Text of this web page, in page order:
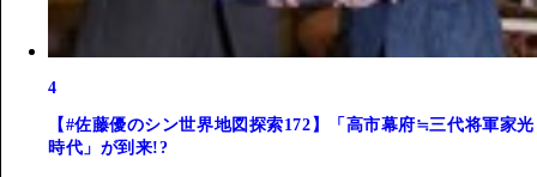
4
【#佐藤優のシン世界地図探索172】「高市幕府≒三代将軍家光
時代」が到来!?